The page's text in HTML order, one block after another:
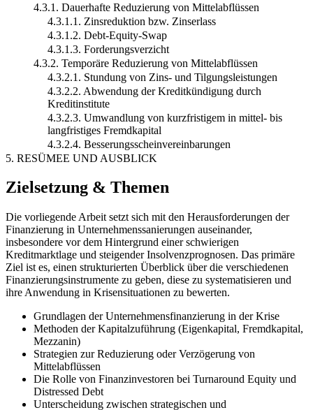
4.3.1. Dauerhafte Reduzierung von Mittelabflüssen
4.3.1.1. Zinsreduktion bzw. Zinserlass
4.3.1.2. Debt-Equity-Swap
4.3.1.3. Forderungsverzicht
4.3.2. Temporäre Reduzierung von Mittelabflüssen
4.3.2.1. Stundung von Zins- und Tilgungsleistungen
4.3.2.2. Abwendung der Kreditkündigung durch
Kreditinstitute
4.3.2.3. Umwandlung von kurzfristigem in mittel- bis
langfristiges Fremdkapital
4.3.2.4. Besserungsscheinvereinbarungen
5. RESÜMEE UND AUSBLICK
Zielsetzung & Themen
Die vorliegende Arbeit setzt sich mit den Herausforderungen der
Finanzierung in Unternehmenssanierungen auseinander,
insbesondere vor dem Hintergrund einer schwierigen
Kreditmarktlage und steigender Insolvenzprognosen. Das primäre
Ziel ist es, einen strukturierten Überblick über die verschiedenen
Finanzierungsinstrumente zu geben, diese zu systematisieren und
ihre Anwendung in Krisensituationen zu bewerten.
Grundlagen der Unternehmensfinanzierung in der Krise
Methoden der Kapitalzuführung (Eigenkapital, Fremdkapital,
Mezzanin)
Strategien zur Reduzierung oder Verzögerung von
Mittelabflüssen
Die Rolle von Finanzinvestoren bei Turnaround Equity und
Distressed Debt
Unterscheidung zwischen strategischen und